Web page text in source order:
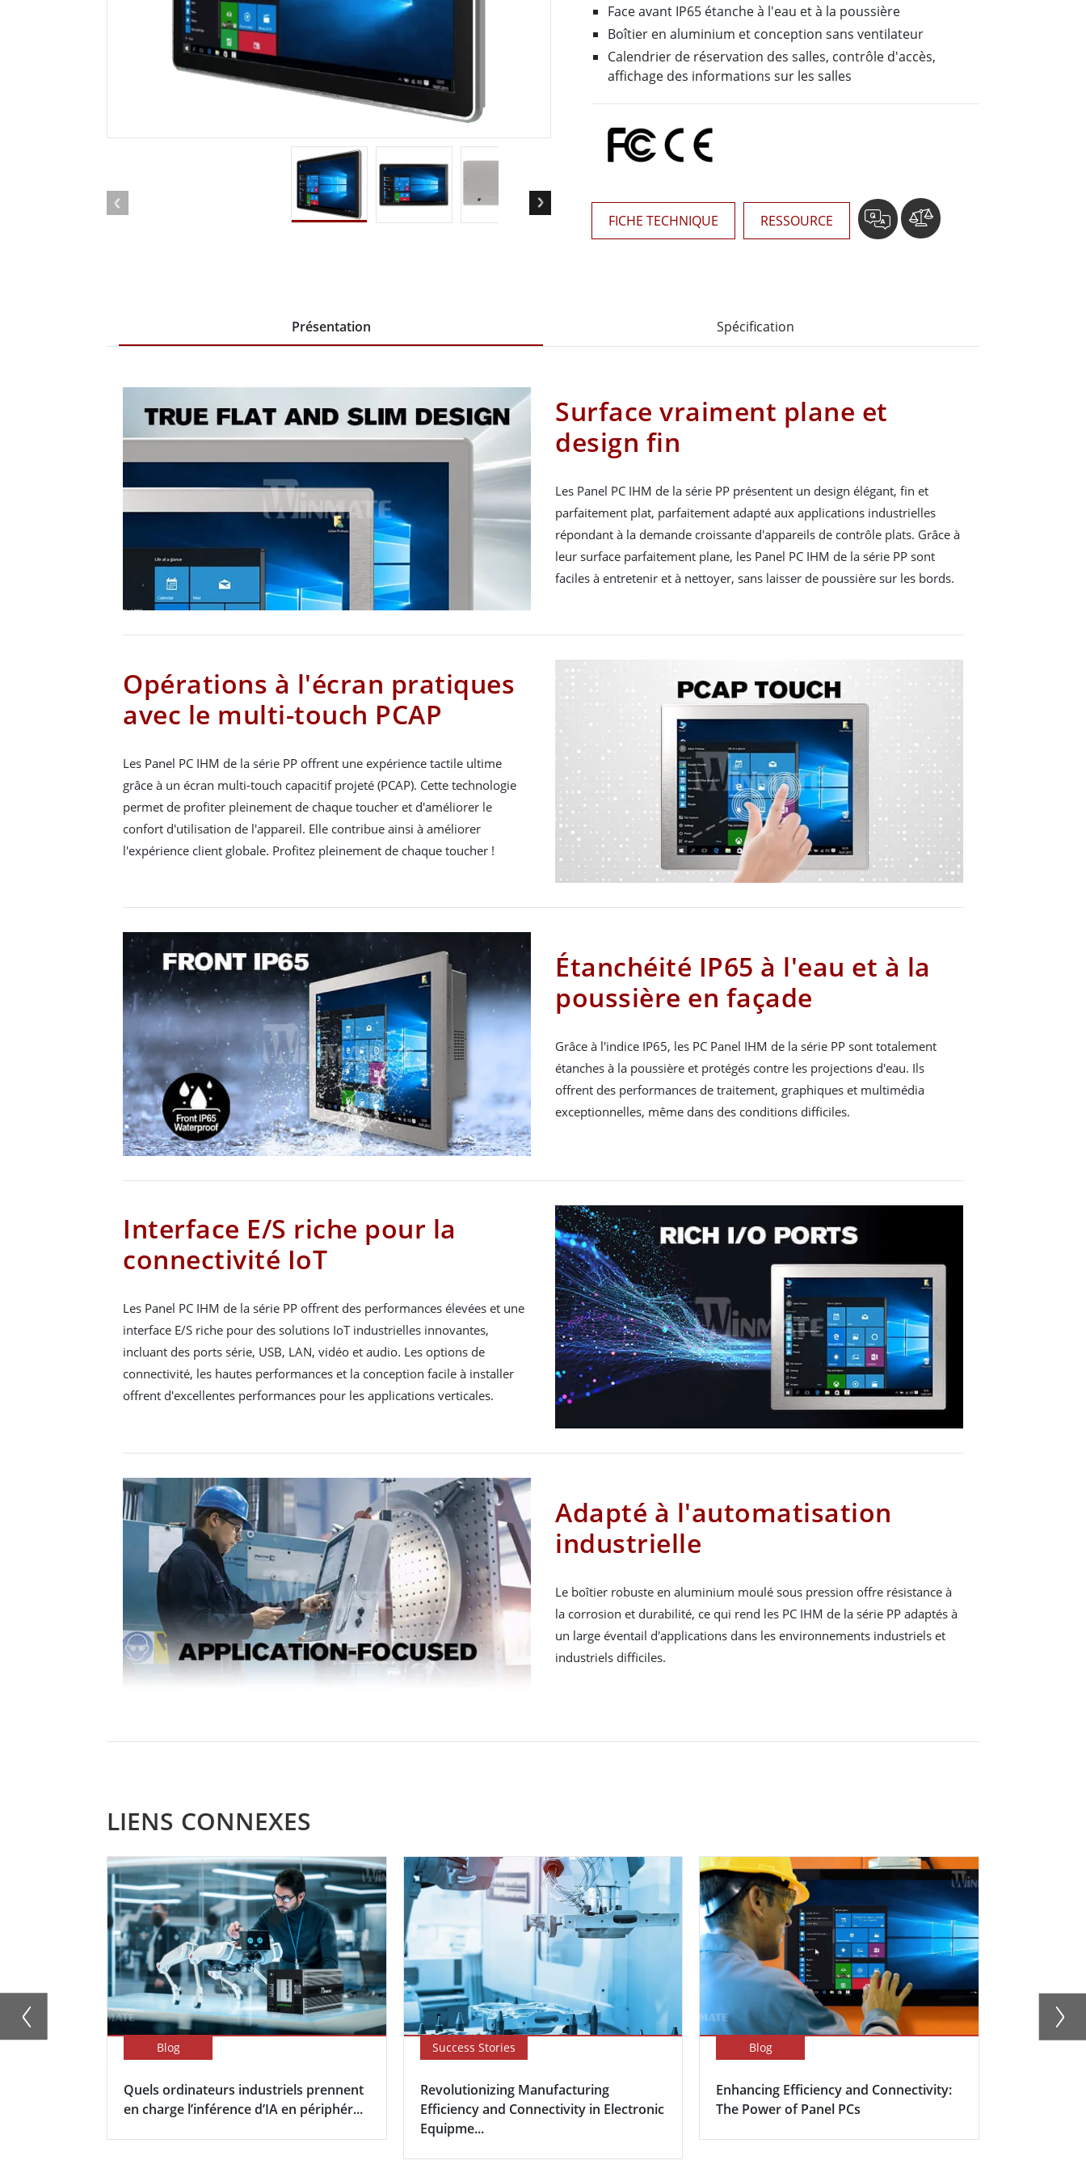
Tablettes pour ordinateurs embarqués
Passerelle radio
Écran pour la santé
Ordinateurs embarqués marine
Contrôleur robotique Pétrole et gaz, classe ATEX
Tablette durcie certifié ATEX
Terminaux portables robustes certifiés
Panneau PC certifiés ATEX
Ordinateur IA
Mobilité Edge AI
Acier inoxydable
Panneau PC en acier inoxydable
Face avant IP65 étanche à l'eau et à la poussière
Boîtier en aluminium et conception sans ventilateur
Calendrier de réservation des salles, contrôle d'accès,
affichage des informations sur les salles
FICHE TECHNIQUE RESSOURCE
Présentation Spécification
Surface vraiment plane et
design fin
Les Panel PC IHM de la série PP présentent un design élégant, fin et
parfaitement plat, parfaitement adapté aux applications industrielles
répondant à la demande croissante d'appareils de contrôle plats. Grâce à
leur surface parfaitement plane, les Panel PC IHM de la série PP sont
faciles à entretenir et à nettoyer, sans laisser de poussière sur les bords.
Opérations à l'écran pratiques
avec le multi-touch PCAP
Les Panel PC IHM de la série PP offrent une expérience tactile ultime
grâce à un écran multi-touch capacitif projeté (PCAP). Cette technologie
permet de profiter pleinement de chaque toucher et d'améliorer le
confort d'utilisation de l'appareil. Elle contribue ainsi à améliorer
l'expérience client globale. Profitez pleinement de chaque toucher !
Étanchéité IP65 à l'eau et à la
poussière en façade
Grâce à l'indice IP65, les PC Panel IHM de la série PP sont totalement
étanches à la poussière et protégés contre les projections d'eau. Ils
offrent des performances de traitement, graphiques et multimédia
exceptionnelles, même dans des conditions difficiles.
Interface E/S riche pour la
connectivité IoT
Les Panel PC IHM de la série PP offrent des performances élevées et une
interface E/S riche pour des solutions IoT industrielles innovantes,
incluant des ports série, USB, LAN, vidéo et audio. Les options de
connectivité, les hautes performances et la conception facile à installer
offrent d'excellentes performances pour les applications verticales.
Adapté à l'automatisation
industrielle
Le boîtier robuste en aluminium moulé sous pression offre résistance à
la corrosion et durabilité, ce qui rend les PC IHM de la série PP adaptés à
un large éventail d'applications dans les environnements industriels et
industriels difficiles.
LIENS CONNEXES
Blog
Quels ordinateurs industriels prennent
en charge l’inférence d’IA en périphér...
Success Stories
Revolutionizing Manufacturing
Efficiency and Connectivity in Electronic
Equipme...
Blog
Enhancing Efficiency and Connectivity:
The Power of Panel PCs